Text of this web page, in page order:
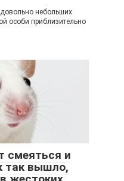
небольших
особи приблизительно
смеяться и
так вышло,